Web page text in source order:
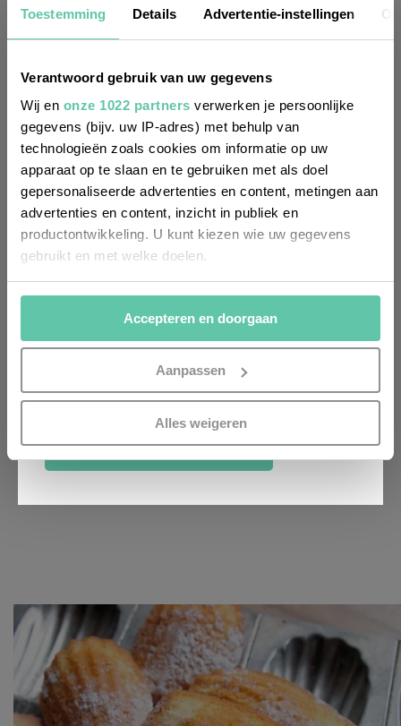
Toestemming Details Advertentie-instellingen
Verantwoord gebruik van uw gegevens
Wij en onze 1022 partners verwerken je persoonlijke
gegevens (bijv. uw IP-adres) met behulp van
technologieën zoals cookies om informatie op uw
apparaat op te slaan en te gebruiken met als doel
gepersonaliseerde advertenties en content, metingen aan
advertenties en content, inzicht in publiek en
productontwikkeling. U kunt kiezen wie uw gegevens
gebruikt en met welke doelen.
Als u het toestaat, willen we ook graag:
Informatie verzamelen over uw geografische
locatie, die tot een paar meter nauwkeurig kan zijn
Uw apparaat identificeren door het actief te
scannen op specifieke eigenschappen (fingerprinting)
verwerkt en stel uw voorkeuren in het
U kunt uw toestemming op elk moment wijzigen of
van derde partijen om gepersonaliseerde advertenties te
tonen en/of de inhoud van de advertenties op je
voorkeuren af te stemmen. Je kunt je voorkeuren
beheren via ‘Zelf instellen’. Klik je op ‘Accepteren en
doorgaan’ dan ga je akkoord met het gebruik van alle
Accepteren en doorgaan
Aanpassen
Alles weigeren
französische rezepte
Sommerliches Rezept: Erdbeerkuchen
7. JUNI 2024 regelmäßig über Trends, neue
Entdeckungen und Insider-Tipps für
Frankreich informiert werden? Dann
melde dich für unseren
zweiwöchentlichen Newsletter an. Im
Handumdrehen erledigt!
Voornaam
Achternaam
mailadres
(Required)
ANMELDEN